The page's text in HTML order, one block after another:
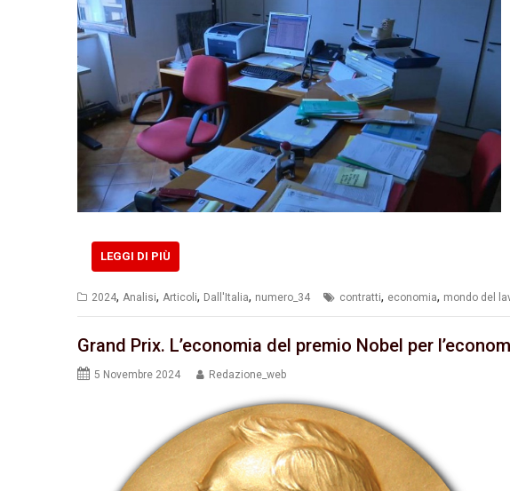
LEGGI DI PIÙ
2024, Analisi, Articoli, Dall'Italia, numero_34 contratti, economia, mondo del
Grand Prix. L’economia del premio Nobel per
5 Novembre 2024 Redazione_web